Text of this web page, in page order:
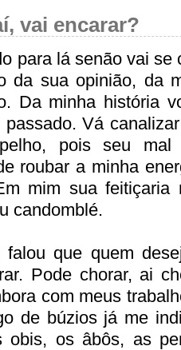
vai encarar?
para lá senão vai se
da sua opinião, da
Da minha história
passado. Vá
pois seu
roubar a minha
mim sua
candomblé.
falou que quem
Pode chorar, ai
com meus
de búzios já me
obis, os âbôs, as